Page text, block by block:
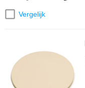
Vergelijk